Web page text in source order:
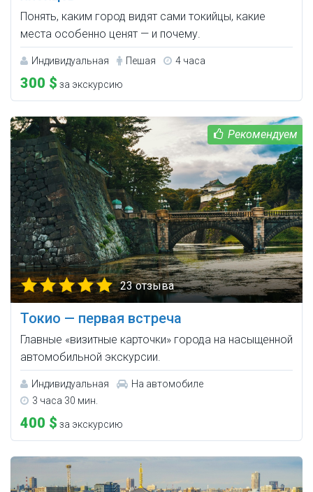
Понять, каким город видят сами токийцы, какие
места особенно ценят — и почему.
Индивидуальная Пешая 4 часа
300 $ за экскурсию
23 отзыва
Токио — первая встреча
Главные «визитные карточки» города на насыщенной
автомобильной экскурсии.
Индивидуальная
На автомобиле
3 часа 30 мин.
400 $ за экскурсию